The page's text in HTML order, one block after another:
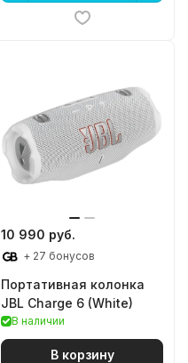
10 990 руб.
+ 27 бонусов
Портативная колонка
JBL Charge 6 (White)
В наличии
В корзину